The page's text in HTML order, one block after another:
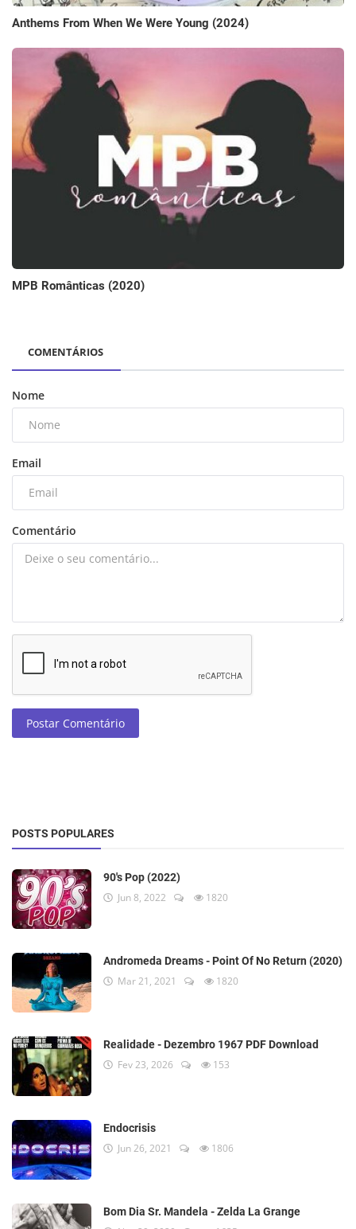
Anthems From When We Were Young (2024)
MPB Românticas (2020)
COMENTÁRIOS
Nome
Email
Comentário
Postar Comentário
POSTS POPULARES
90's Pop (2022)
Jun 8, 2022 1820
Andromeda Dreams - Point Of No Return (2020)
Mar 21, 2021 1820
Realidade - Dezembro 1967 PDF Download
Fev 23, 2026 153
Endocrisis
Jun 26, 2021 1806
Bom Dia Sr. Mandela - Zelda La Grange